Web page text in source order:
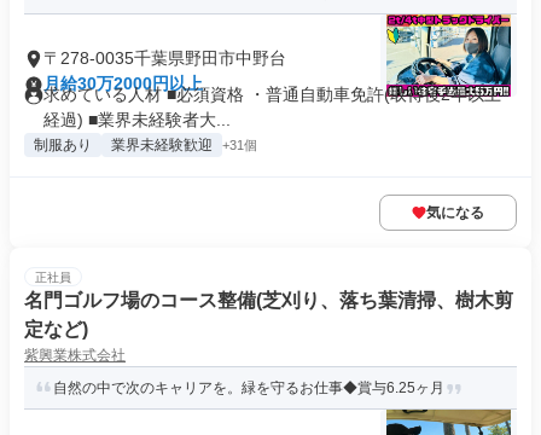
〒278-0035千葉県野田市中野台
月給30万2000円以上
求めている人材 ■必須資格 ・普通自動車免許(取得後2年以上
経過) ■業界未経験者大...
制服あり 業界未経験歓迎 +31個
気になる
正社員
名門ゴルフ場のコース整備(芝刈り、落ち葉清掃、樹木剪
定など)
紫興業株式会社
自然の中で次のキャリアを。緑を守るお仕事◆賞与6.25ヶ月